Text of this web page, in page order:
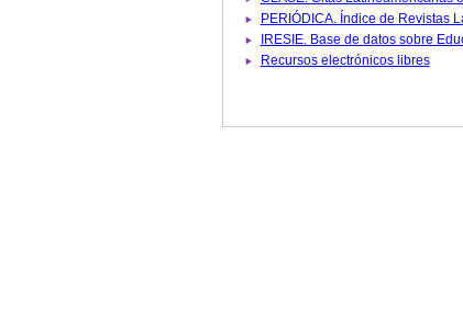
Recursos electrónicos libres